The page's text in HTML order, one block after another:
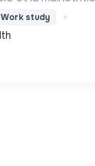
les enfants de
en Asie et en
Work study